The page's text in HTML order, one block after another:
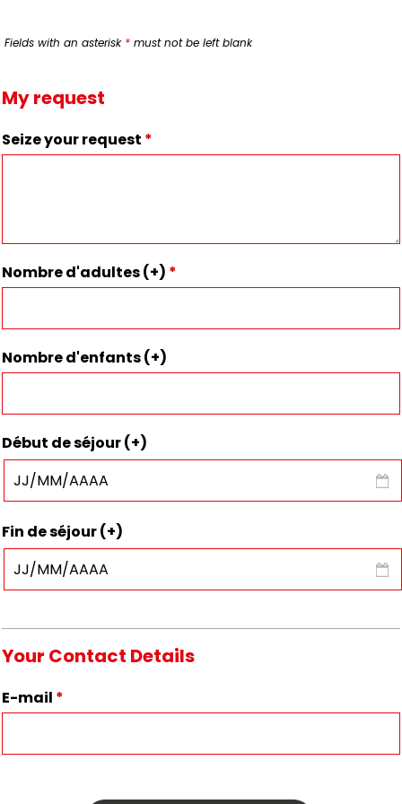
Fields with an asterisk * must not be left blank
My request
Seize your request *
Nombre d'adultes (+) *
Nombre d'enfants (+)
Début de séjour (+)
Fin de séjour (+)
Your Contact Details
E-mail *